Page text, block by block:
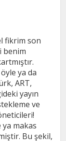
fikrim son
benim
ya da
ART,
yayın
ve
makas
Bu şekil,